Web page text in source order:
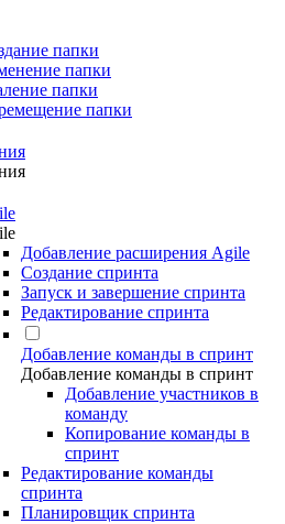
папки
папки
папки
папки
Добавление расширения Agile
Создание спринта
Запуск и завершение спринта
Редактирование спринта
Добавление команды в спринт
Добавление команды в спринт
Добавление участников в
команду
Копирование команды в
спринт
Редактирование команды
спринта
Планировщик спринта